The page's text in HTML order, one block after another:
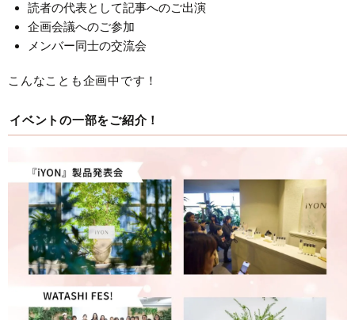
読者の代表として記事へのご出演
企画会議へのご参加
メンバー同士の交流会
こんなことも企画中です！
イベントの一部をご紹介！